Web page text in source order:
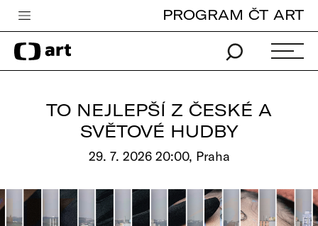
Česká televize
Zpravodajství
PROGRAM ČT ART
TO NEJLEPŠÍ Z ČESKÉ A
SVĚTOVÉ HUDBY
29. 7. 2026 20:00, Praha